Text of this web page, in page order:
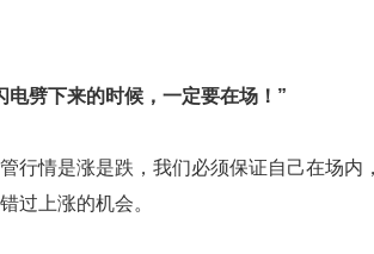
电劈下来的时候，一定要在场！”
行情是涨是跌，我们必须保证自己在场内
过上涨的机会。